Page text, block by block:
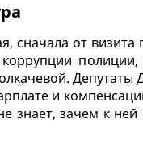
от визита
коррупции
и
знает, зачем к